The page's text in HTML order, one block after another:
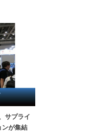
サプライ
ンが集結